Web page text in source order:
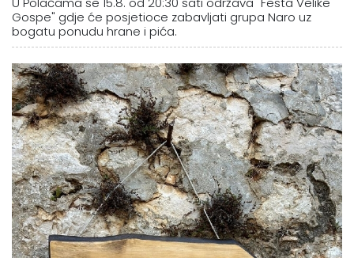
Gospe" gdje će posjetioce zabavljati grupa Naro uz
bogatu ponudu hrane i pića.